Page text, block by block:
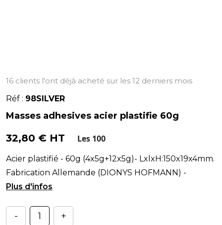
16 clients l'ont déjà acheté sur les 12 derniers mois
Réf : 98SILVER
Masses adhesives acier plastifie 60g
32,80 € HT Les 100
Acier plastifié - 60g (4x5g+12x5g)- LxlxH:150x19x4mm.
Fabrication Allemande (DIONYS HOFMANN) -
Adhésif NORTON ST-GOBAIN.
- +